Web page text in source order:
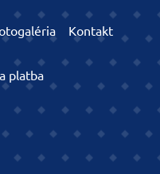
Kontakt
platba